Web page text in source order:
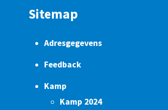
Sitemap
Adresgegevens
Feedback
Kamp
Kamp 2024